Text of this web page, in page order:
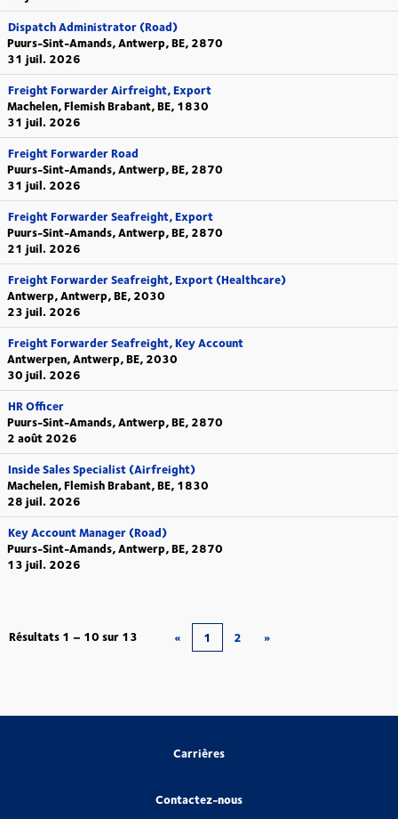
Dispatch Administrator (Road)
Puurs-Sint-Amands, Antwerp, BE, 2870
31 juil. 2026
Freight Forwarder Airfreight, Export
Machelen, Flemish Brabant, BE, 1830
31 juil. 2026
Freight Forwarder Road
Puurs-Sint-Amands, Antwerp, BE, 2870
31 juil. 2026
Freight Forwarder Seafreight, Export
Puurs-Sint-Amands, Antwerp, BE, 2870
21 juil. 2026
Freight Forwarder Seafreight, Export (Healthcare)
Antwerp, Antwerp, BE, 2030
23 juil. 2026
Freight Forwarder Seafreight, Key Account
Antwerpen, Antwerp, BE, 2030
30 juil. 2026
HR Officer
Puurs-Sint-Amands, Antwerp, BE, 2870
2 août 2026
Inside Sales Specialist (Airfreight)
Machelen, Flemish Brabant, BE, 1830
28 juil. 2026
Key Account Manager (Road)
Puurs-Sint-Amands, Antwerp, BE, 2870
13 juil. 2026
Résultats 1 – 10 sur 13 « 1 2 »
Carrières
Contactez-nous